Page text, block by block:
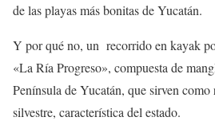
de las playas más bonitas de Yucatán.
Y por qué no, un recorrido en kayak
«La Ría Progreso», compuesta de
Península de Yucatán, que sirven
silvestre, característica del estado.